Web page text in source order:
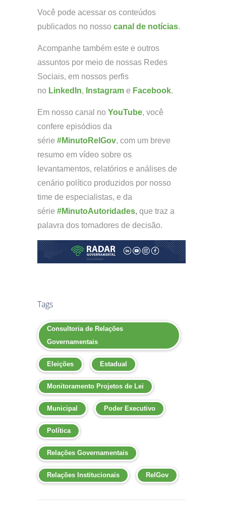
Você pode acessar os conteúdos
publicados no nosso canal de notícias.
Acompanhe também este e outros
assuntos por meio de nossas Redes
Sociais, em nossos perfis
no LinkedIn, Instagram e Facebook.
Em nosso canal no YouTube, você
confere episódios da
série #MinutoRelGov, com um breve
resumo em vídeo sobre os
levantamentos, relatórios e análises de
cenário político produzidos por nosso
time de especialistas, e da
série #MinutoAutoridades, que traz a
palavra dos tomadores de decisão.
Tags
Consultoria de Relações
Governamentais
Eleições Estadual
Monitoramento Projetos de Lei
Municipal Poder Executivo
Política
Relações Governamentais
Relações Institucionais RelGov